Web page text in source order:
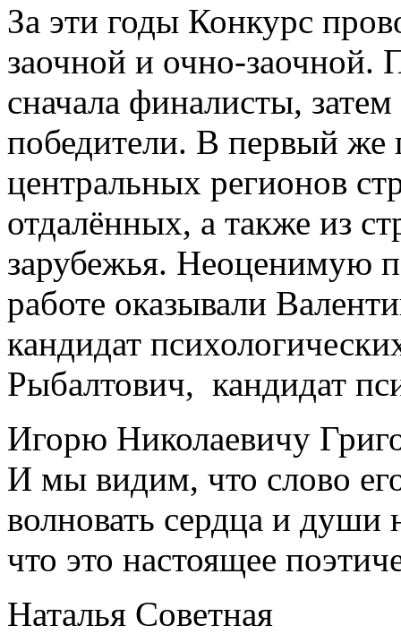
За эти годы Конкурс
заочной и очно-заочной.
сначала финалисты,
победители. В первый же
центральных регионов
отдалённых, а также из
зарубежья. Неоценимую
работе оказывали
кандидат
Рыбалтович, кандидат
Игорю Николаевичу
И мы видим, что слово
волновать сердца и
что это настоящее
Наталья Советная